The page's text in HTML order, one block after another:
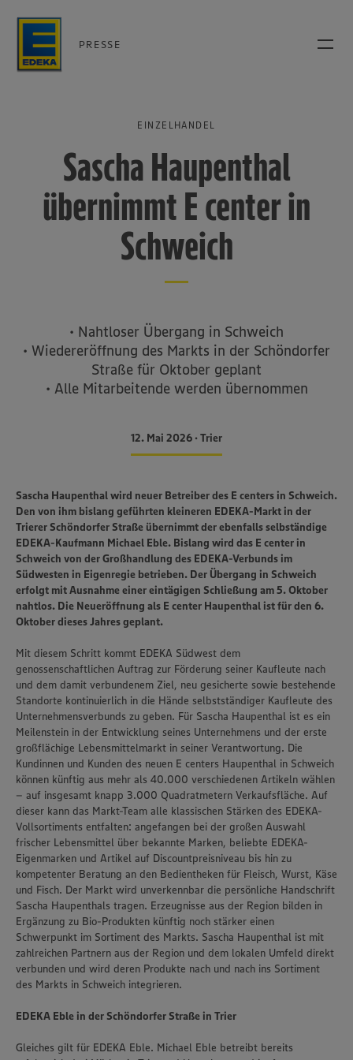
PRESSE
EINZELHANDEL
Sascha Haupenthal
übernimmt E center in
Schweich
• Nahtloser Übergang in Schweich
• Wiedereröffnung des Markts in der Schöndorfer
Straße für Oktober geplant
• Alle Mitarbeitende werden übernommen
12. Mai 2026 • Trier
Sascha Haupenthal wird neuer Betreiber des E centers in Schweich.
Den von ihm bislang geführten kleineren EDEKA-Markt in der
Trierer Schöndorfer Straße übernimmt der ebenfalls selbständige
EDEKA-Kaufmann Michael Eble. Bislang wird das E center in
Schweich von der Großhandlung des EDEKA-Verbunds im
Südwesten in Eigenregie betrieben. Der Übergang in Schweich
erfolgt mit Ausnahme einer eintägigen Schließung am 5. Oktober
nahtlos. Die Neueröffnung als E center Haupenthal ist für den 6.
Oktober dieses Jahres geplant.
Mit diesem Schritt kommt EDEKA Südwest dem
genossenschaftlichen Auftrag zur Förderung seiner Kaufleute nach
und dem damit verbundenem Ziel, neu gesicherte sowie bestehende
Standorte kontinuierlich in die Hände selbstständiger Kaufleute des
Unternehmensverbunds zu geben. Für Sascha Haupenthal ist es ein
Meilenstein in der Entwicklung seines Unternehmens und der erste
großflächige Lebensmittelmarkt in seiner Verantwortung. Die
Kundinnen und Kunden des neuen E centers Haupenthal in Schweich
können künftig aus mehr als 40.000 verschiedenen Artikeln wählen
– auf insgesamt knapp 3.000 Quadratmetern Verkaufsfläche. Auf
dieser kann das Markt-Team alle klassischen Stärken des EDEKA-
Vollsortiments entfalten: angefangen bei der großen Auswahl
frischer Lebensmittel über bekannte Marken, beliebte EDEKA-
Eigenmarken und Artikel auf Discountpreisniveau bis hin zu
kompetenter Beratung an den Bedientheken für Fleisch, Wurst, Käse
und Fisch. Der Markt wird unverkennbar die persönliche Handschrift
Sascha Haupenthals tragen. Erzeugnisse aus der Region bilden in
Ergänzung zu Bio-Produkten künftig noch stärker einen
Schwerpunkt im Sortiment des Markts. Sascha Haupenthal ist mit
zahlreichen Partnern aus der Region und dem lokalen Umfeld direkt
verbunden und wird deren Produkte nach und nach ins Sortiment
des Markts in Schweich integrieren.
EDEKA Eble in der Schöndorfer Straße in Trier
Gleiches gilt für EDEKA Eble. Michael Eble betreibt bereits